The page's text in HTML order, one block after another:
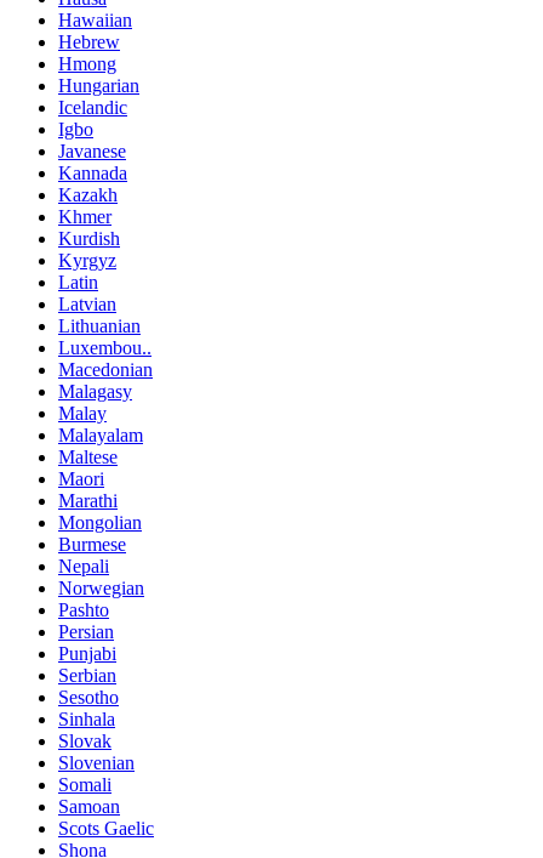
Hawaiian
Hebrew
Hmong
Hungarian
Icelandic
Igbo
Javanese
Kannada
Kazakh
Khmer
Kurdish
Kyrgyz
Latin
Latvian
Lithuanian
Luxembou..
Macedonian
Malagasy
Malay
Malayalam
Maltese
Maori
Marathi
Mongolian
Burmese
Nepali
Norwegian
Pashto
Persian
Punjabi
Serbian
Sesotho
Sinhala
Slovak
Slovenian
Somali
Samoan
Scots Gaelic
Shona